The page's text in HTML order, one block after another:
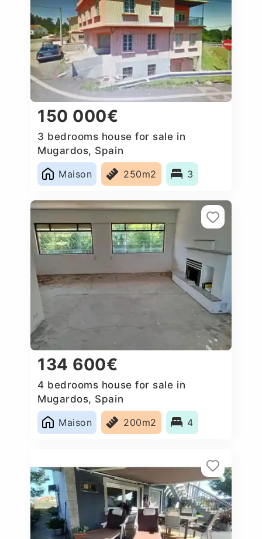
150 000€
3 bedrooms house for sale in
Mugardos, Spain
Maison
250m2 3
134 600€
4 bedrooms house for sale in
Mugardos, Spain
Maison
200m2 4